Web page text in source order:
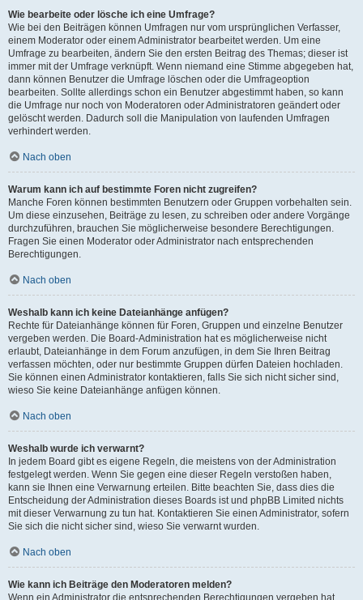
Wie bearbeite oder lösche ich eine Umfrage?
Wie bei den Beiträgen können Umfragen nur vom ursprünglichen Verfasser,
einem Moderator oder einem Administrator bearbeitet werden. Um eine
Umfrage zu bearbeiten, ändern Sie den ersten Beitrag des Themas; dieser ist
immer mit der Umfrage verknüpft. Wenn niemand eine Stimme abgegeben hat,
dann können Benutzer die Umfrage löschen oder die Umfrageoption
bearbeiten. Sollte allerdings schon ein Benutzer abgestimmt haben, so kann
die Umfrage nur noch von Moderatoren oder Administratoren geändert oder
gelöscht werden. Dadurch soll die Manipulation von laufenden Umfragen
verhindert werden.
Nach oben
Warum kann ich auf bestimmte Foren nicht zugreifen?
Manche Foren können bestimmten Benutzern oder Gruppen vorbehalten sein.
Um diese einzusehen, Beiträge zu lesen, zu schreiben oder andere Vorgänge
durchzuführen, brauchen Sie möglicherweise besondere Berechtigungen.
Fragen Sie einen Moderator oder Administrator nach entsprechenden
Berechtigungen.
Nach oben
Weshalb kann ich keine Dateianhänge anfügen?
Rechte für Dateianhänge können für Foren, Gruppen und einzelne Benutzer
vergeben werden. Die Board-Administration hat es möglicherweise nicht
erlaubt, Dateianhänge in dem Forum anzufügen, in dem Sie Ihren Beitrag
verfassen möchten, oder nur bestimmte Gruppen dürfen Dateien hochladen.
Sie können einen Administrator kontaktieren, falls Sie sich nicht sicher sind,
wieso Sie keine Dateianhänge anfügen können.
Nach oben
Weshalb wurde ich verwarnt?
In jedem Board gibt es eigene Regeln, die meistens von der Administration
festgelegt werden. Wenn Sie gegen eine dieser Regeln verstoßen haben,
kann sie Ihnen eine Verwarnung erteilen. Bitte beachten Sie, dass dies die
Entscheidung der Administration dieses Boards ist und phpBB Limited nichts
mit dieser Verwarnung zu tun hat. Kontaktieren Sie einen Administrator, sofern
Sie sich die nicht sicher sind, wieso Sie verwarnt wurden.
Nach oben
Wie kann ich Beiträge den Moderatoren melden?
Wenn ein Administrator die entsprechenden Berechtigungen vergeben hat,